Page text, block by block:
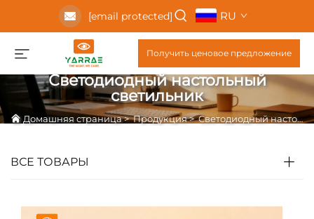
[email protected] RU
Получить ценовое предложение
Светодиодный настольный
светильник
Домашняя страница>Продукция>Светодиодный настольный светильник
ВСЕ ТОВАРЫ